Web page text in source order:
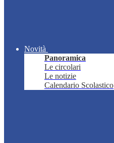
Novità
Panoramica
Le circolari
Le notizie
Calendario Scolastico